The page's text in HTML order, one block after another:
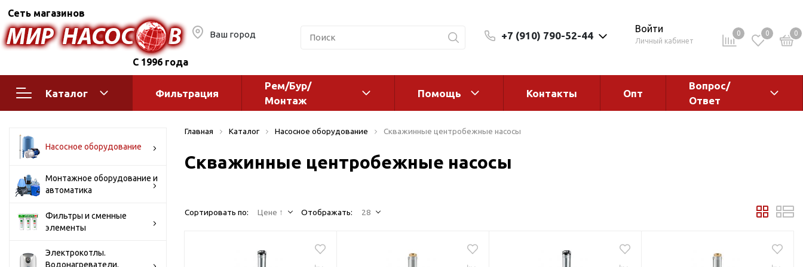
Сеть магазинов
С 1996 года
Ваш город +7 (910) 790-52-44
Войти
Личный кабинет
0 0 0
Каталог
Поверхностные насосы
Бытовые
Горизонтальные
многоступенчатые
многоступенчатые
моноблочные
Полив
водоснабжения
Оголовки и адаптеры
Комплектующие
Магистральные фильтры
Фильтрация
Рем/Бур/
Монтаж
Помощь Контакты Опт
Вопрос/
Ответ
Насосное оборудование
Монтажное оборудование и
автоматика
Фильтры и сменные
элементы
Электрокотлы.
Водонагреватели.
Главная Каталог Насосное оборудование Скважинные центробежные насосы
Скважинные центробежные насосы
Сортировать по: Цене ↑ Отображать: 28